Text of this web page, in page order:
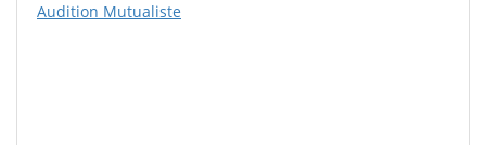
Audition Mutualiste